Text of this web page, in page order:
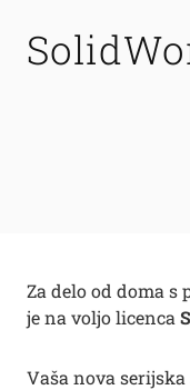
Za delo od doma s
je na voljo licenca
Vaša nova